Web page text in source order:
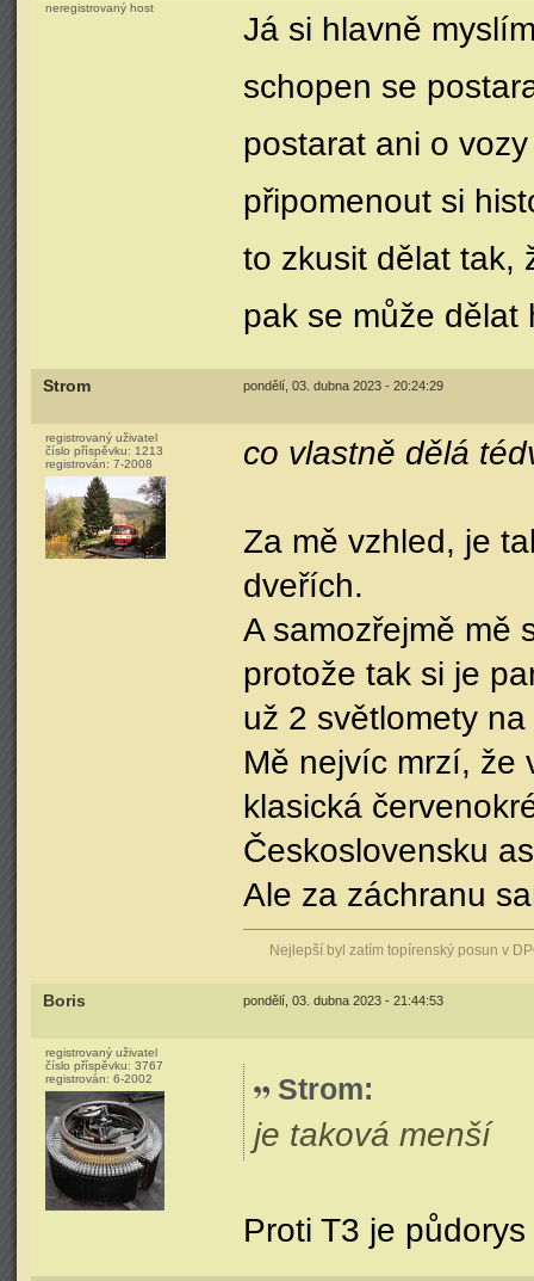
neregistrovaný host
Já si hlavně
schopen se
postarat ani o
připomenout si
to zkusit dělat tak,
pak se může dělat
Strom pondělí, 03. dubna 2023 - 20:24:29
registrovaný uživatel
číslo příspěvku: 1213
registrován: 7-2008 co vlastně dělá
Za mě vzhled, je
dveřích.
A samozřejmě mě
protože tak si je
už 2 světlomety
Mě nejvíc mrzí, že
klasická
Československu
Ale za záchranu
Nejlepší byl zatím topírenský posun v
Boris pondělí, 03. dubna 2023 - 21:44:53
registrovaný uživatel
číslo příspěvku: 3767
registrován: 6-2002 Strom:
je taková menší
Proti T3 je